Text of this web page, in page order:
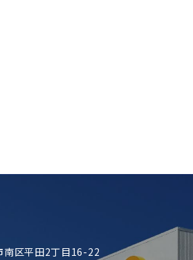
区平田2丁目16-22